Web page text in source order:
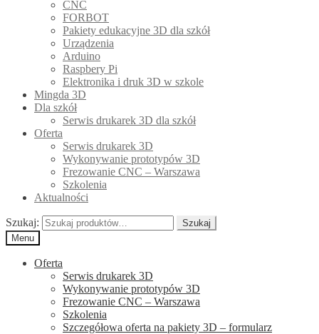
CNC
FORBOT
Pakiety edukacyjne 3D dla szkół
Urządzenia
Arduino
Raspbery Pi
Elektronika i druk 3D w szkole
Mingda 3D
Dla szkół
Serwis drukarek 3D dla szkół
Oferta
Serwis drukarek 3D
Wykonywanie prototypów 3D
Frezowanie CNC – Warszawa
Szkolenia
Aktualności
Szukaj:
Szukaj
Menu
Oferta
Serwis drukarek 3D
Wykonywanie prototypów 3D
Frezowanie CNC – Warszawa
Szkolenia
Szczegółowa oferta na pakiety 3D – formularz